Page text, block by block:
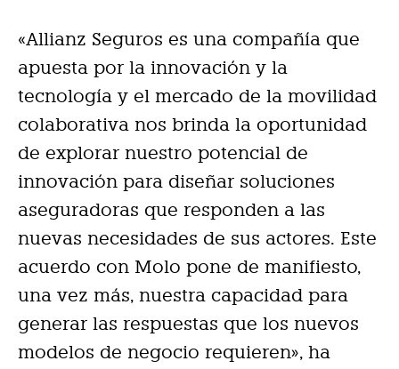
«Allianz Seguros es una compañía que
apuesta por la innovación y la
tecnología y el mercado de la movilidad
colaborativa nos brinda la oportunidad
de explorar nuestro potencial de
innovación para diseñar soluciones
aseguradoras que responden a las
nuevas necesidades de sus actores. Este
acuerdo con Molo pone de manifiesto,
una vez más, nuestra capacidad para
generar las respuestas que los nuevos
modelos de negocio requieren», ha